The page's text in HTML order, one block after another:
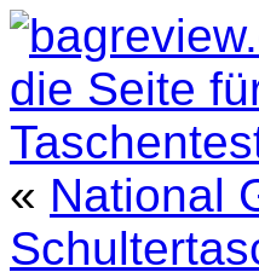
« National